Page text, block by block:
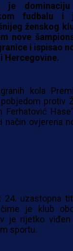
je
fudbalu i
ženskog
nove
i ispisao
Hercegovine.
kola
protiv
Ferhatović
način ovjerena
24. uzastopna
je klub
je rijetko viđen
sportu.